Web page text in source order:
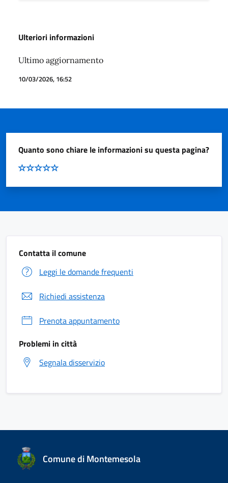
Ulteriori informazioni
Ultimo aggiornamento
10/03/2026, 16:52
Quanto sono chiare le informazioni su questa pagina?
Contatta il comune
Leggi le domande frequenti
Richiedi assistenza
Prenota appuntamento
Problemi in città
Segnala disservizio
Comune di Montemesola